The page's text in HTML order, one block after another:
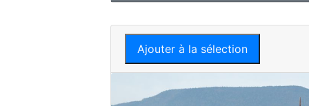
Ajouter à la sélection